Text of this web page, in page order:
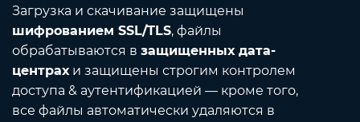
Загрузка и скачивание защищены
шифрованием SSL/TLS, файлы
обрабатываются в защищенных дата-
центрахи защищены строгим контролем
доступа & аутентификацией — кроме того,
все файлы автоматически удаляются в